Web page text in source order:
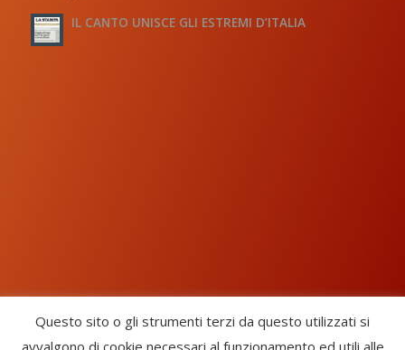
IL CANTO UNISCE GLI ESTREMI D’ITALIA
Questo sito o gli strumenti terzi da questo utilizzati si